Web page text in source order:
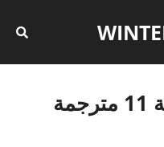
برنامج RUN JIN حلقة 11 مترجمة